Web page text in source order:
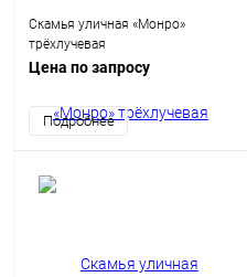
Скамья уличная «Монро»
трёхлучевая
Цена по запросу
Подробнее